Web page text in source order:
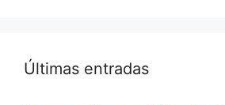
Últimas entradas